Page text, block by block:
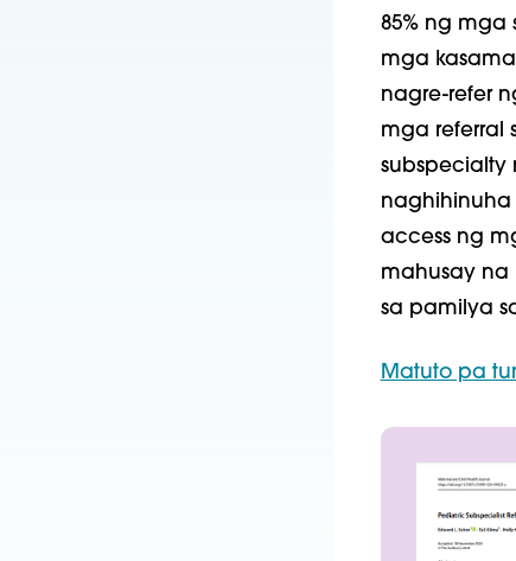
85% ng mga
mga
nagre-refer
mga referral
access ng
mahusay na
sa pamilya
Matuto pa